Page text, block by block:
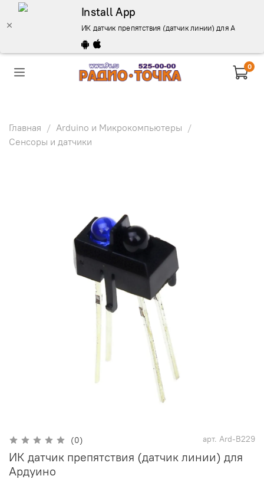
Install App
ИК датчик препятствия (датчик линии) для Ардуино
0
Главная
Arduino и Микрокомпьютеры
Сенсоры и датчики
(0) арт. Аrd-B229
ИК датчик препятствия (датчик линии) для
Ардуино